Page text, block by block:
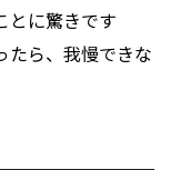
とに驚きです
たら、我慢できな